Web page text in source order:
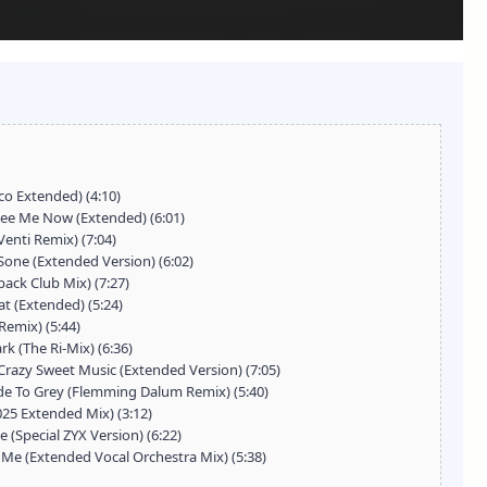
Extended) (4:10)
Me Now (Extended) (6:01)
Remix) (7:04)
(Extended Version) (6:02)
Club Mix) (7:27)
(Extended) (5:24)
(5:44)
(The Ri-Mix) (6:36)
Sweet Music (Extended Version) (7:05)
To Grey (Flemming Dalum Remix) (5:40)
Extended Mix) (3:12)
ZYX Version) (6:22)
(Extended Vocal Orchestra Mix) (5:38)